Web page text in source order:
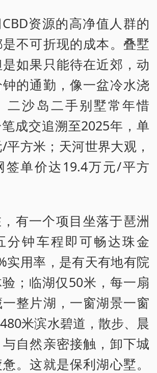
资源的高净值人群的
不可折现的成本。叠墅
如果只能待在近郊，动
的通勤，像一盆冷水浇
二沙岛二手别墅常年惜
成交追溯至2025年，单
方米；天河世界大观，
签单价达19.4万元/平方
有一个项目坐落于琶洲
分钟车程即可畅达珠金
实用率，是有天有地有院
；临湖仅50米，每一扇
整片湖，一窗湖景一窗
米滨水碧道，散步、晨
自然亲密接触，卸下城
。这就是保利湖心墅。